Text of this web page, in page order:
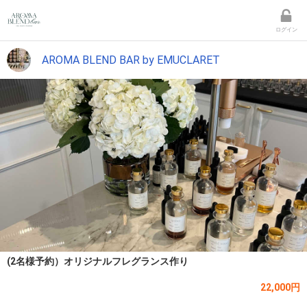
ログイン
AROMA BLEND BAR by EMUCLARET
(2名様予約）オリジナルフレグランス作り
22,000円